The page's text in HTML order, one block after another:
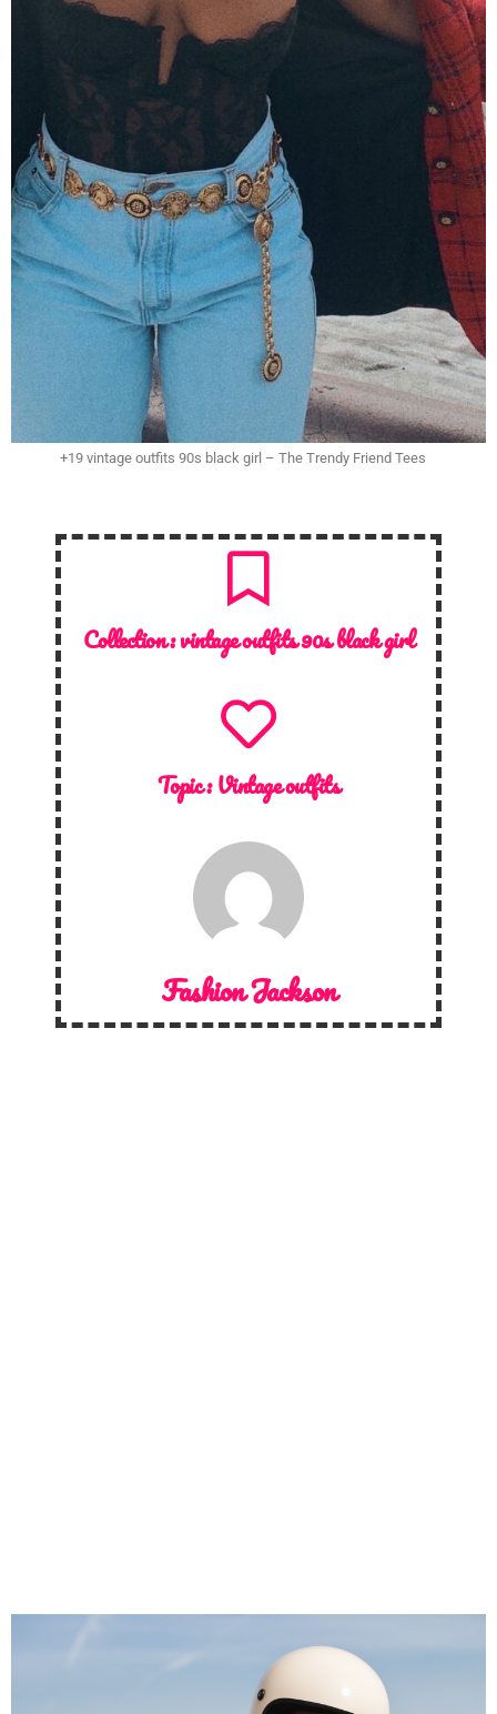
+19 vintage outfits 90s black girl – The Trendy Friend Tees
Collection :vintage outfits 90s black girl
Topic :Vintage outfits
Fashion Jackson